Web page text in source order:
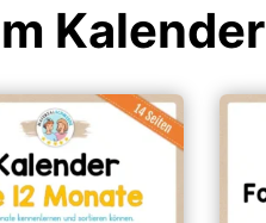
Kalender